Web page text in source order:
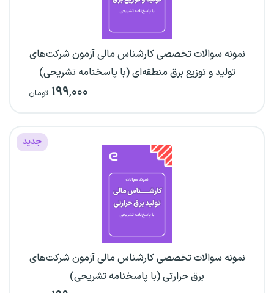
نمونه سوالات تخصصی کارشناس مالی آزمون شرکت‌های
تولید و توزیع برق منطقه‌ای (با پاسخنامه تشریحی)
۱۹۹,۰۰۰ تومان
جدید
نمونه سوالات تخصصی کارشناس مالی آزمون شرکت‌های
برق حرارتی (با پاسخنامه تشریحی)